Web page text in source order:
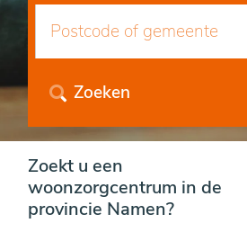
Zoeken
Zoekt u een
woonzorgcentrum in de
provincie Namen?